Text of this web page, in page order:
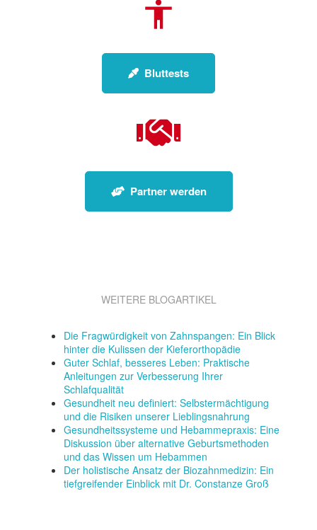
Bluttests
Partner werden
WEITERE BLOGARTIKEL
Die Fragwürdigkeit von Zahnspangen: Ein Blick
hinter die Kulissen der Kieferorthopädie
Guter Schlaf, besseres Leben: Praktische
Anleitungen zur Verbesserung Ihrer
Schlafqualität
Gesundheit neu definiert: Selbstermächtigung
und die Risiken unserer Lieblingsnahrung
Gesundheitssysteme und Hebammepraxis: Eine
Diskussion über alternative Geburtsmethoden
und das Wissen um Hebammen
Der holistische Ansatz der Biozahnmedizin: Ein
tiefgreifender Einblick mit Dr. Constanze Groß